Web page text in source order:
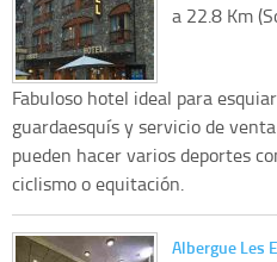
a 22.8 Km
Fabuloso hotel ideal para
guardaesquís y servicio de
pueden hacer varios deportes
ciclismo o equitación.
Albergue Les